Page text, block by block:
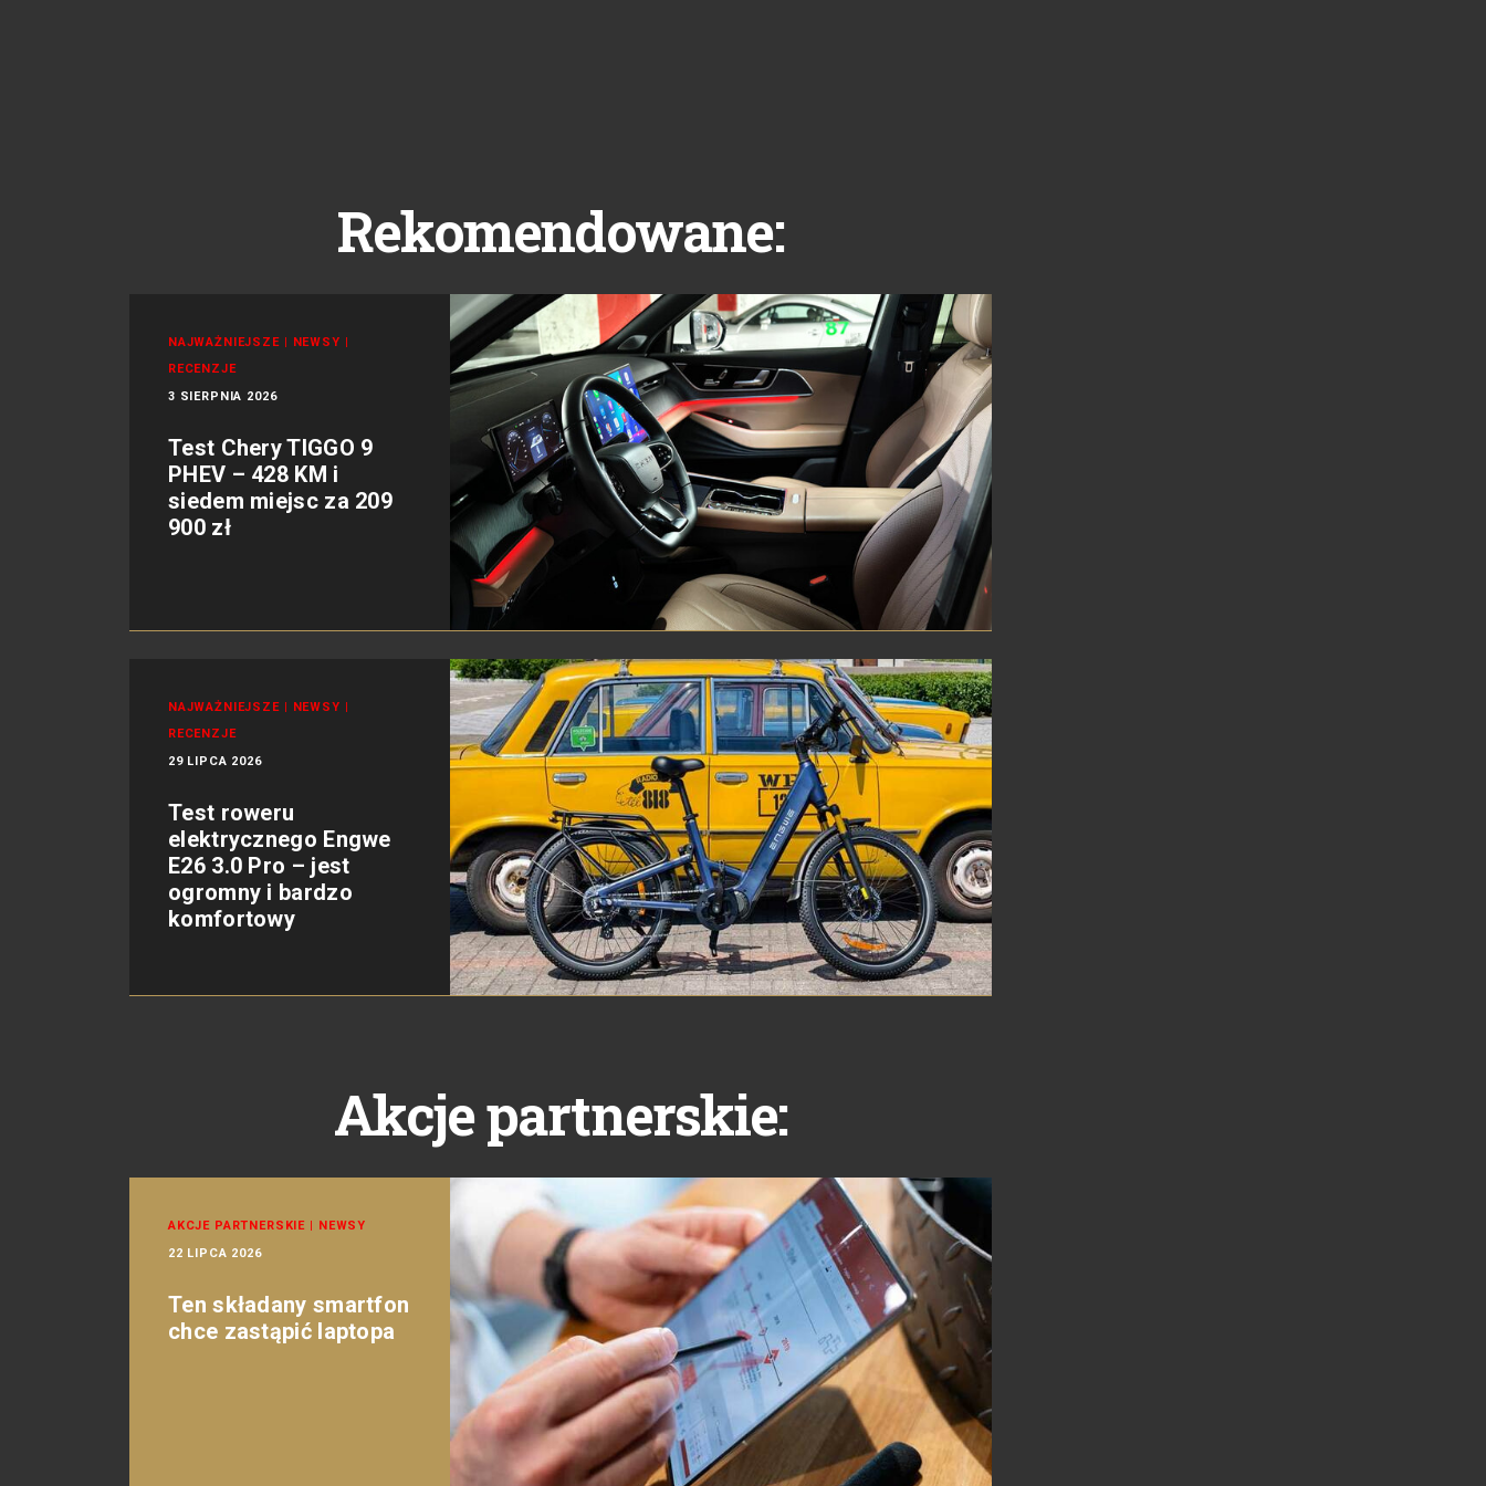
Rekomendowane:
NAJWAŻNIEJSZE | NEWSY |
RECENZJE
3 SIERPNIA 2026
Test Chery TIGGO 9
PHEV – 428 KM i
siedem miejsc za 209
900 zł
NAJWAŻNIEJSZE | NEWSY |
RECENZJE
29 LIPCA 2026
Test roweru
elektrycznego Engwe
E26 3.0 Pro – jest
ogromny i bardzo
komfortowy
Akcje partnerskie:
AKCJE PARTNERSKIE | NEWSY
22 LIPCA 2026
Ten składany smartfon
chce zastąpić laptopa